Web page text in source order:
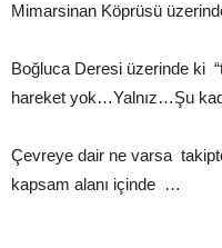
Mimarsinan Köprüsü
Boğluca Deresi üzerinde ki
hareket yok…Yalnız…Şu
Çevreye dair ne varsa
kapsam alanı içinde …